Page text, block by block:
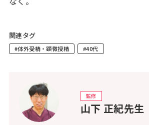
関連タグ
#体外受精・顕微授精 #40代
監修
山下 正紀先生